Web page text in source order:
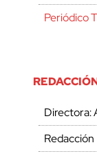
Periódico
Directora: